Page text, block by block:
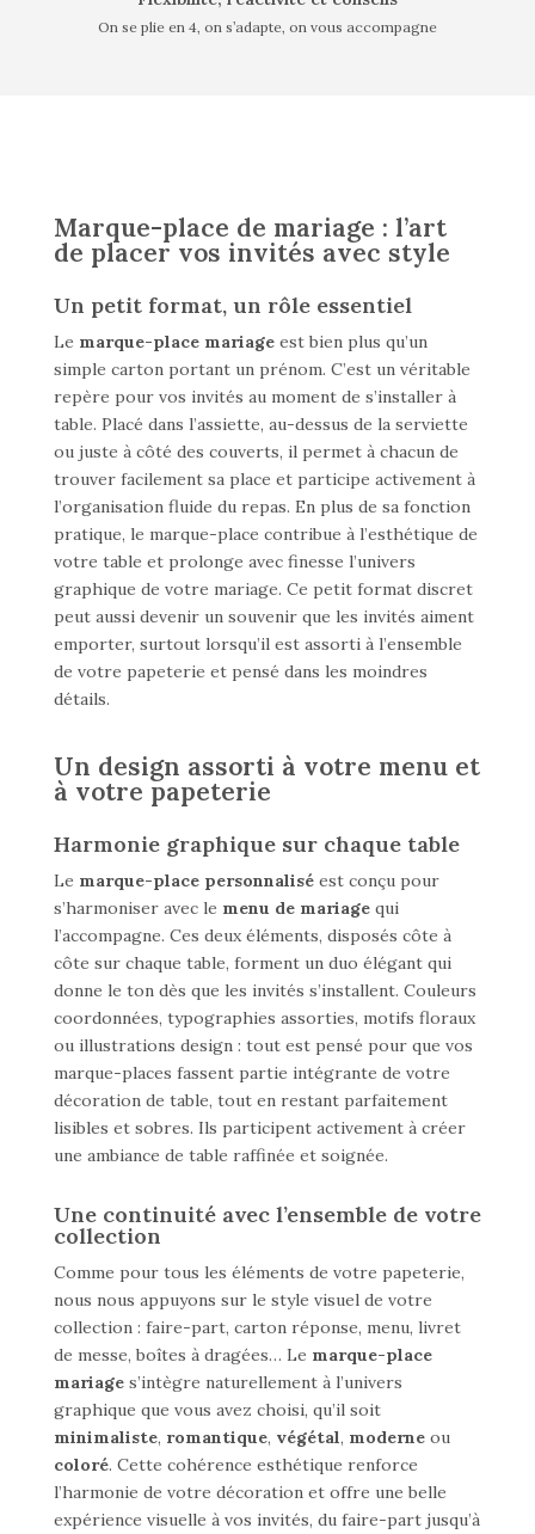
On se plie en 4, on s’adapte, on vous accompagne
Marque-place de mariage : l’art
de placer vos invités avec style
Un petit format, un rôle essentiel
Le marque-place mariageest bien plus qu’un
simple carton portant un prénom. C’est un véritable
repère pour vos invités au moment de s’installer à
table. Placé dans l’assiette, au-dessus de la serviette
ou juste à côté des couverts, il permet à chacun de
trouver facilement sa place et participe activement à
l’organisation fluide du repas. En plus de sa fonction
pratique, le marque-place contribue à l’esthétique de
votre table et prolonge avec finesse l’univers
graphique de votre mariage. Ce petit format discret
peut aussi devenir un souvenir que les invités aiment
emporter, surtout lorsqu’il est assorti à l’ensemble
de votre papeterie et pensé dans les moindres
détails.
Un design assorti à votre menu et
à votre papeterie
Harmonie graphique sur chaque table
Le marque-place personnaliséest conçu pour
s’harmoniser avec le menu de mariagequi
l’accompagne. Ces deux éléments, disposés côte à
côte sur chaque table, forment un duo élégant qui
donne le ton dès que les invités s’installent. Couleurs
coordonnées, typographies assorties, motifs floraux
ou illustrations design : tout est pensé pour que vos
marque-places fassent partie intégrante de votre
décoration de table, tout en restant parfaitement
lisibles et sobres. Ils participent activement à créer
une ambiance de table raffinée et soignée.
Une continuité avec l’ensemble de votre
collection
Comme pour tous les éléments de votre papeterie,
nous nous appuyons sur le style visuel de votre
collection : faire-part, carton réponse, menu, livret
de messe, boîtes à dragées… Le marque-place
mariages’intègre naturellement à l’univers
graphique que vous avez choisi, qu’il soit
minimaliste, romantique, végétal, moderneou
coloré. Cette cohérence esthétique renforce
l’harmonie de votre décoration et offre une belle
expérience visuelle à vos invités, du faire-part jusqu’à